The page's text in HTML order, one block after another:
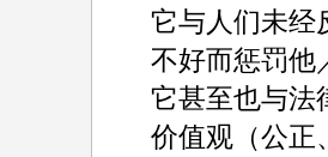
它与人们未经
不好而惩罚他
它甚至也与法
价值观（公正